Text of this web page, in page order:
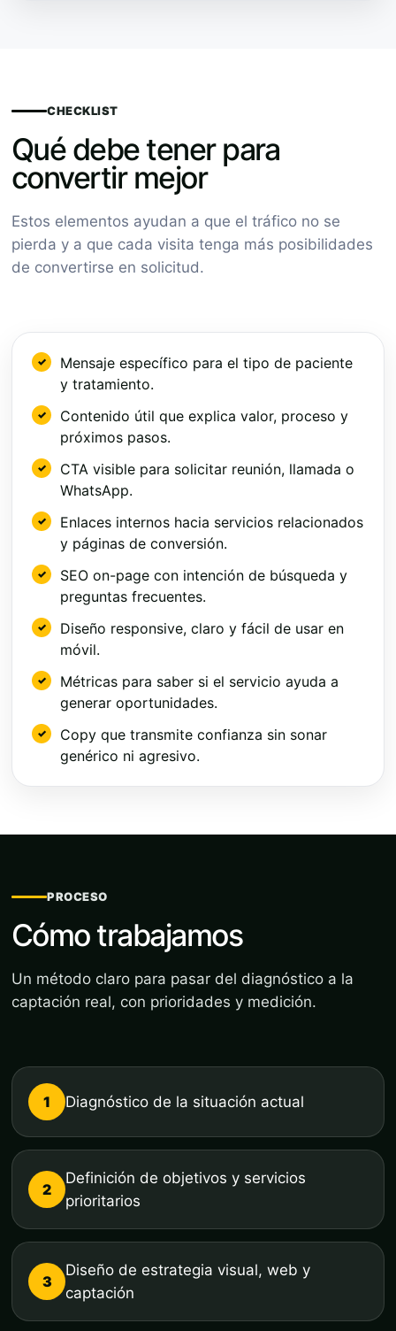
CHECKLIST
Qué debe tener para
convertir mejor
Estos elementos ayudan a que el tráfico no se
pierda y a que cada visita tenga más posibilidades
de convertirse en solicitud.
Mensaje específico para el tipo de paciente
y tratamiento.
Contenido útil que explica valor, proceso y
próximos pasos.
CTA visible para solicitar reunión, llamada o
WhatsApp.
Enlaces internos hacia servicios relacionados
y páginas de conversión.
SEO on-page con intención de búsqueda y
preguntas frecuentes.
Diseño responsive, claro y fácil de usar en
móvil.
Métricas para saber si el servicio ayuda a
generar oportunidades.
Copy que transmite confianza sin sonar
genérico ni agresivo.
PROCESO
Cómo trabajamos
Un método claro para pasar del diagnóstico a la
captación real, con prioridades y medición.
1 Diagnóstico de la situación actual
2
Definición de objetivos y servicios
prioritarios
3
Diseño de estrategia visual, web y
captación